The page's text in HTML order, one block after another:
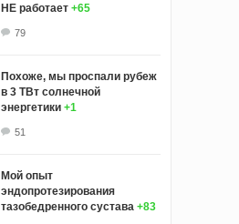
НЕ работает +65
79
Похоже, мы проспали рубеж
в 3 ТВт солнечной
энергетики +1
51
Мой опыт
эндопротезирования
тазобедренного сустава +83